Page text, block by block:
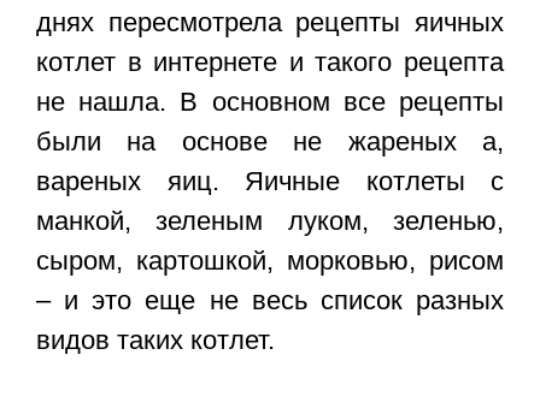
днях пересмотрела рецепты яичных
котлет в интернете и такого рецепта
не нашла. В основном все рецепты
были на основе не жареных а,
вареных яиц. Яичные котлеты с
манкой, зеленым луком, зеленью,
сыром, картошкой, морковью, рисом
– и это еще не весь список разных
видов таких котлет.